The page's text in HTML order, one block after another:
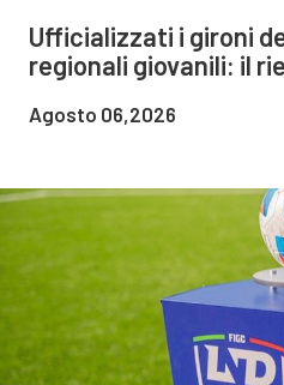
Ufficializzati i gironi
regionali giovanili: il
Agosto 06,2026